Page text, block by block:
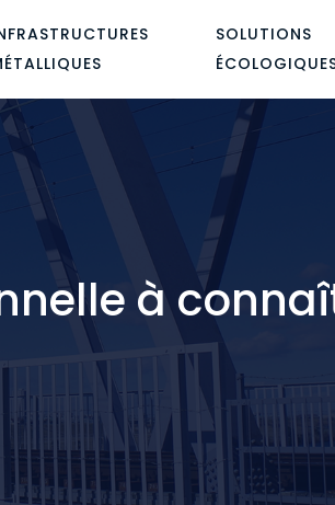
SOLUTIONS
à